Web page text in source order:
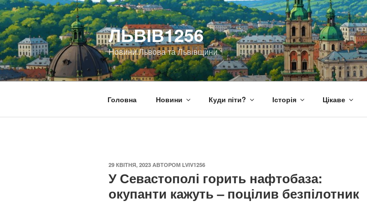
Перейти
до
вмісту
ЛЬВІВ1256
Новини Львова та Львівщини
Головна Новини Куди піти? Історія Цікаве
ОПУБЛІКОВАНО
29 КВІТНЯ, 2023 АВТОРОМ LVIV1256
У Севастополі горить нафтобаза:
окупанти кажуть – поцілив безпілотник